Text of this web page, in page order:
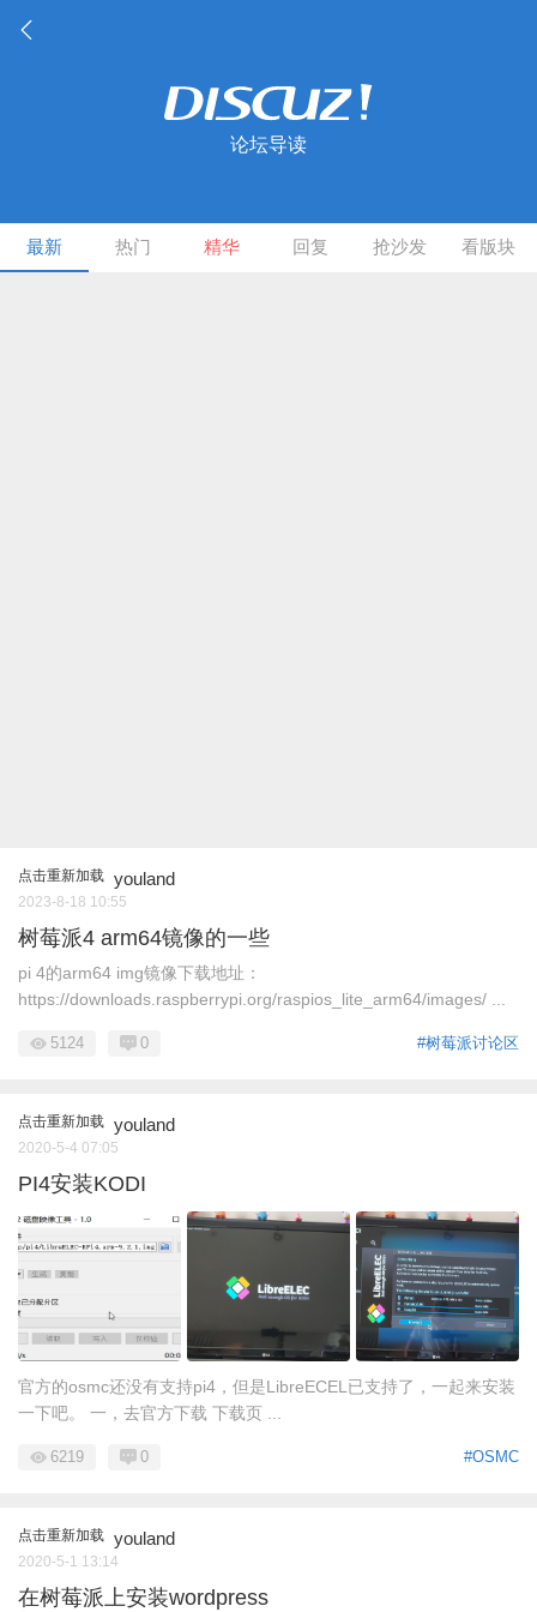
论坛导读
最新 热门 精华 回复 抢沙发 看版块
点击重新加载 youland
2023-8-18 10:55
树莓派4 arm64镜像的一些
pi 4的arm64 img镜像下载地址：
https://downloads.raspberrypi.org/raspios_lite_arm64/images/ ...
#树莓派讨论区
5124 0
点击重新加载 youland
2020-5-4 07:05
PI4安装KODI
官方的osmc还没有支持pi4，但是LibreECEL已支持了，一起来安装
一下吧。 一，去官方下载 下载页 ...
#OSMC
6219 0
点击重新加载 youland
2020-5-1 13:14
在树莓派上安装wordpress